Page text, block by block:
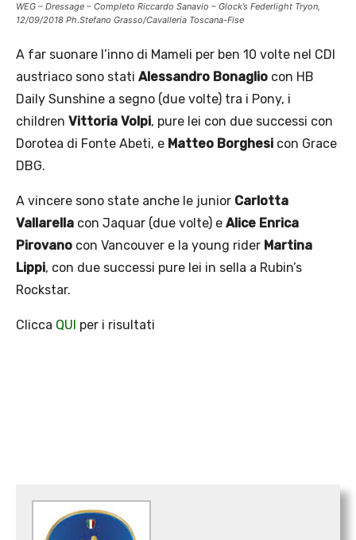
WEG – Dressage – Completo Riccardo Sanavio – Glock’s Federlight Tryon,
12/09/2018 Ph.Stefano Grasso/Cavalleria Toscana-Fise
A far suonare l’inno di Mameli per ben 10 volte nel CDI
austriaco sono stati Alessandro Bonaglio con HB
Daily Sunshine a segno (due volte) tra i Pony, i
children Vittoria Volpi, pure lei con due successi con
Dorotea di Fonte Abeti, e Matteo Borghesi con Grace
DBG.
A vincere sono state anche le junior Carlotta
Vallarella con Jaquar (due volte) e Alice Enrica
Pirovano con Vancouver e la young rider Martina
Lippi, con due successi pure lei in sella a Rubin’s
Rockstar.
Clicca QUI per i risultati